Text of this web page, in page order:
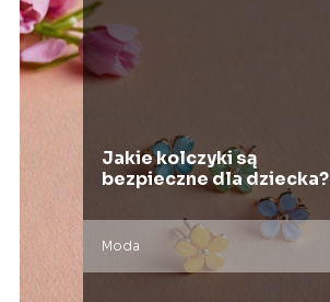
Jakie kolczyki są
bezpieczne dla dziecka?
Moda